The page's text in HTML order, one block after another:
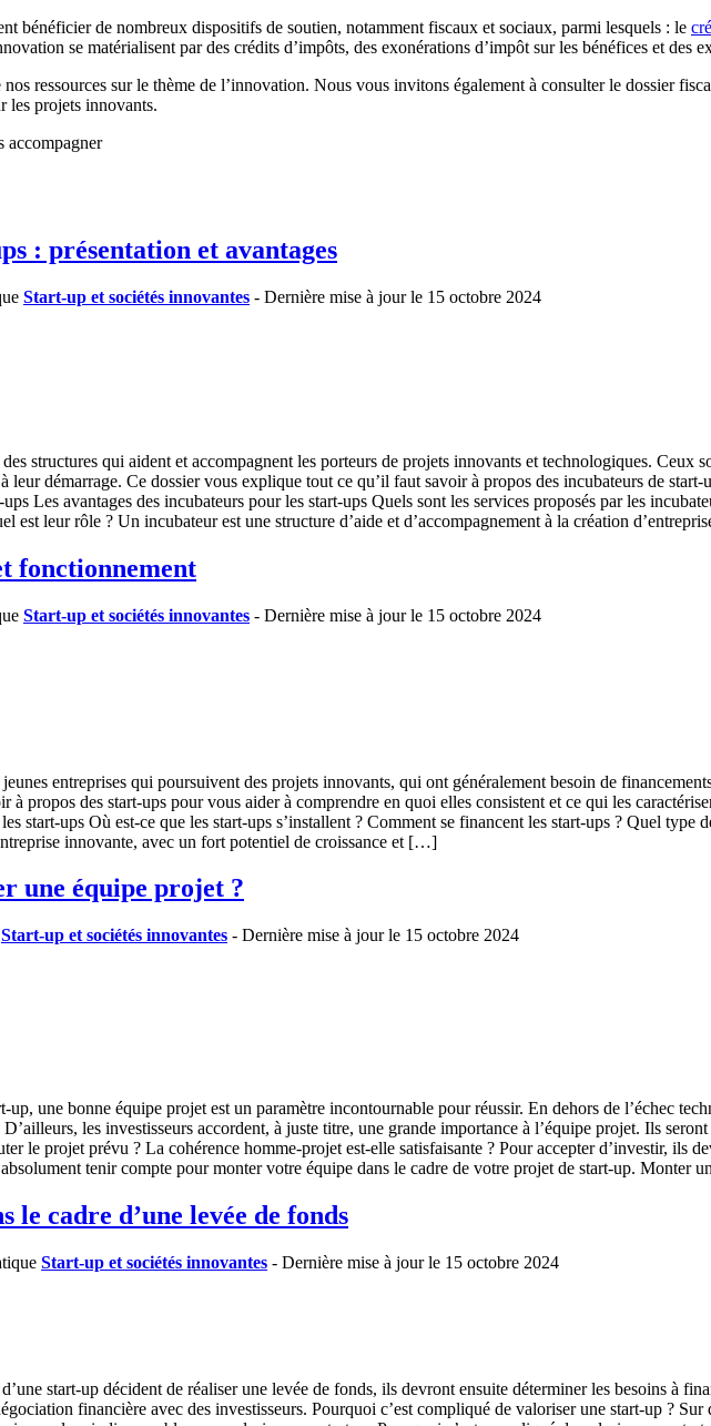
bénéficier de nombreux dispositifs de soutien, notamment fiscaux et sociaux, parmi lesquels : le
se matérialisent par des crédits d’impôts, des exonérations d’impôt sur les bénéfices et des
ressources sur le thème de l’innovation. Nous vous invitons également à consulter le dossier
les projets innovants.
accompagner
: présentation et avantages
Start-up et sociétés innovantes - Dernière mise à jour le 15 octobre 2024
structures qui aident et accompagnent les porteurs de projets innovants et technologiques. Ceux
leur démarrage. Ce dossier vous explique tout ce qu’il faut savoir à propos des incubateurs de
Les avantages des incubateurs pour les start-ups Quels sont les services proposés par les
est leur rôle ? Un incubateur est une structure d’aide et d’accompagnement à la création
fonctionnement
Start-up et sociétés innovantes - Dernière mise à jour le 15 octobre 2024
entreprises qui poursuivent des projets innovants, qui ont généralement besoin de
propos des start-ups pour vous aider à comprendre en quoi elles consistent et ce qui les
start-ups Où est-ce que les start-ups s’installent ? Comment se financent les start-ups ? Quel type
innovante, avec un fort potentiel de croissance et […]
une équipe projet ?
Start-up et sociétés innovantes - Dernière mise à jour le 15 octobre 2024
up, une bonne équipe projet est un paramètre incontournable pour réussir. En dehors de l’échec
les investisseurs accordent, à juste titre, une grande importance à l’équipe projet. Ils
le projet prévu ? La cohérence homme-projet est-elle satisfaisante ? Pour accepter d’investir, ils
tenir compte pour monter votre équipe dans le cadre de votre projet de start-up. Monter
le cadre d’une levée de fonds
Start-up et sociétés innovantes - Dernière mise à jour le 15 octobre 2024
start-up décident de réaliser une levée de fonds, ils devront ensuite déterminer les besoins à
financière avec des investisseurs. Pourquoi c’est compliqué de valoriser une start-up ?